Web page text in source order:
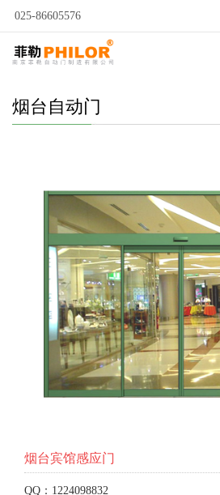
025-86605576
自动门
烟台自动门
烟台宾馆感应门
QQ：1224098832